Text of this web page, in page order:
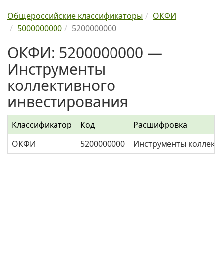
Общероссийские классификаторы
ОКФИ
5000000000
5200000000
ОКФИ: 5200000000 —
Инструменты
коллективного
инвестирования
Классификатор Код
Расшифровка
ОКФИ
5200000000 Инструменты